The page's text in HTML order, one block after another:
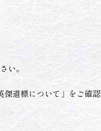
い。
傑道標について 」をご確認